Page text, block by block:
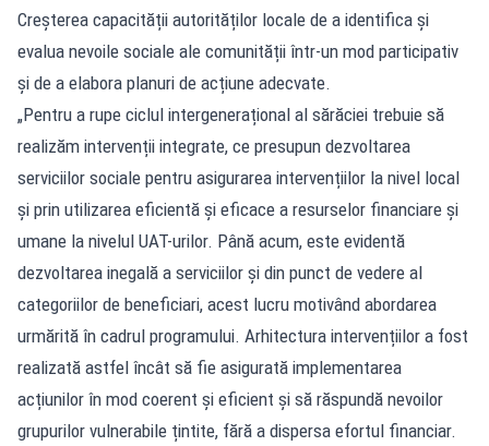
Creșterea capacității autorităților locale de a identifica și
evalua nevoile sociale ale comunității într-un mod participativ
și de a elabora planuri de acțiune adecvate.
„Pentru a rupe ciclul intergenerațional al sărăciei trebuie să
realizăm intervenții integrate, ce presupun dezvoltarea
serviciilor sociale pentru asigurarea intervențiilor la nivel local
și prin utilizarea eficientă și eficace a resurselor financiare și
umane la nivelul UAT-urilor. Până acum, este evidentă
dezvoltarea inegală a serviciilor și din punct de vedere al
categoriilor de beneficiari, acest lucru motivând abordarea
urmărită în cadrul programului. Arhitectura intervențiilor a fost
realizată astfel încât să fie asigurată implementarea
acțiunilor în mod coerent și eficient și să răspundă nevoilor
grupurilor vulnerabile țintite, fără a dispersa efortul financiar.